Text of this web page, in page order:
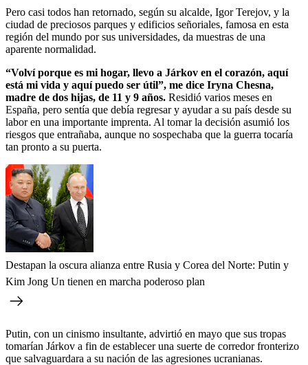
Pero casi todos han retornado, según su alcalde, Igor Terejov, y la
ciudad de preciosos parques y edificios señoriales, famosa en esta
región del mundo por sus universidades, da muestras de una
aparente normalidad.
“Volví porque es mi hogar, llevo a Járkov en el corazón, aquí
está mi vida y aquí puedo ser útil”, me dice Iryna Chesna,
madre de dos hijas, de 11 y 9 años. Residió varios meses en
España, pero sentía que debía regresar y ayudar a su país desde su
labor en una importante imprenta. Al tomar la decisión asumió los
riesgos que entrañaba, aunque no sospechaba que la guerra tocaría
tan pronto a su puerta.
Destapan la oscura alianza entre Rusia y Corea del Norte: Putin y
Kim Jong Un tienen en marcha poderoso plan
Putin, con un cinismo insultante, advirtió en mayo que sus tropas
tomarían Járkov a fin de establecer una suerte de corredor fronterizo
que salvaguardara a su nación de las agresiones ucranianas.